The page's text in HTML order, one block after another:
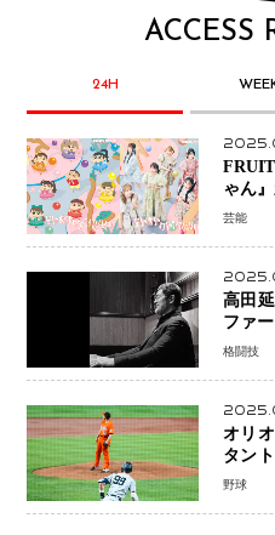
ACCESS
24H
ゃん
芸能
高田
ファ
「す
格闘技
オリ
タン
で降板
野球